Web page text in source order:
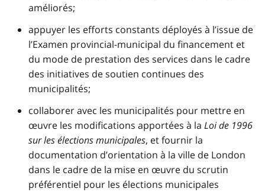
améliorés;
appuyer les efforts constants déployés à l’issue de
l’Examen provincial-municipal du financement et
du mode de prestation des services dans le cadre
des initiatives de soutien continues des
municipalités;
collaborer avec les municipalités pour mettre en
œuvre les modifications apportées à la Loi de 1996
sur les élections municipales, et fournir la
documentation d’orientation à la ville de London
dans le cadre de la mise en œuvre du scrutin
préférentiel pour les élections municipales